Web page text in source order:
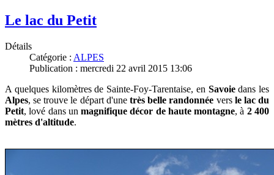
Le lac du Petit
Détails
Catégorie : ALPES
Publication : mercredi 22 avril 2015 13:06
A quelques kilomètres de Sainte-Foy-Tarentaise, en Savoiedans les
Alpes, se trouve le départ d'une très belle randonnée vers le lac du
Petit, lové dans unmagnifique décor de haute montagne, à 2 400
mètres d'altitude.